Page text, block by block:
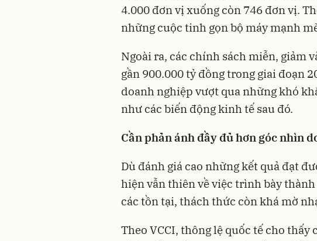
4.000 đơn vị xuống còn 746 đơn vị.
những cuộc tinh gọn bộ máy mạnh
Ngoài ra, các chính sách miễn, giảm
gần 900.000 tỷ đồng trong giai đoạn
doanh nghiệp vượt qua những khó
như các biến động kinh tế sau đó.
Cần phản ánh đầy đủ hơn góc nhìn
Dù đánh giá cao những kết quả đạt
hiện vẫn thiên về việc trình bày
các tồn tại, thách thức còn khá mờ
Theo VCCI, thông lệ quốc tế cho thấy